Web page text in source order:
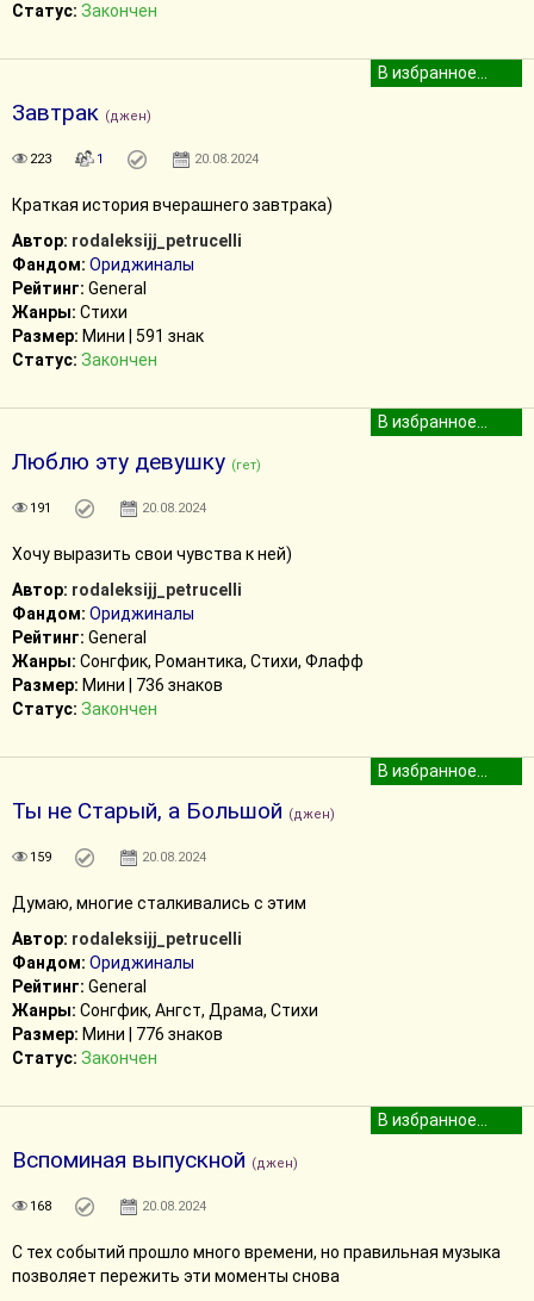
Статус: Закончен
Завтрак (джен)
223 1 20.08.2024
Краткая история вчерашнего завтрака)
Автор: rodaleksijj_petrucelli
Фандом: Ориджиналы
Рейтинг: General
Жанры: Стихи
Размер: Мини | 591 знак
Статус: Закончен
Люблю эту девушку (гет)
191 20.08.2024
Хочу выразить свои чувства к ней)
Автор: rodaleksijj_petrucelli
Фандом: Ориджиналы
Рейтинг: General
Жанры: Сонгфик, Романтика, Стихи, Флафф
Размер: Мини | 736 знаков
Статус: Закончен
Ты не Старый, а Большой (джен)
159 20.08.2024
Думаю, многие сталкивались с этим
Автор: rodaleksijj_petrucelli
Фандом: Ориджиналы
Рейтинг: General
Жанры: Сонгфик, Ангст, Драма, Стихи
Размер: Мини | 776 знаков
Статус: Закончен
Вспоминая выпускной (джен)
168 20.08.2024
С тех событий прошло много времени, но правильная музыка
позволяет пережить эти моменты снова